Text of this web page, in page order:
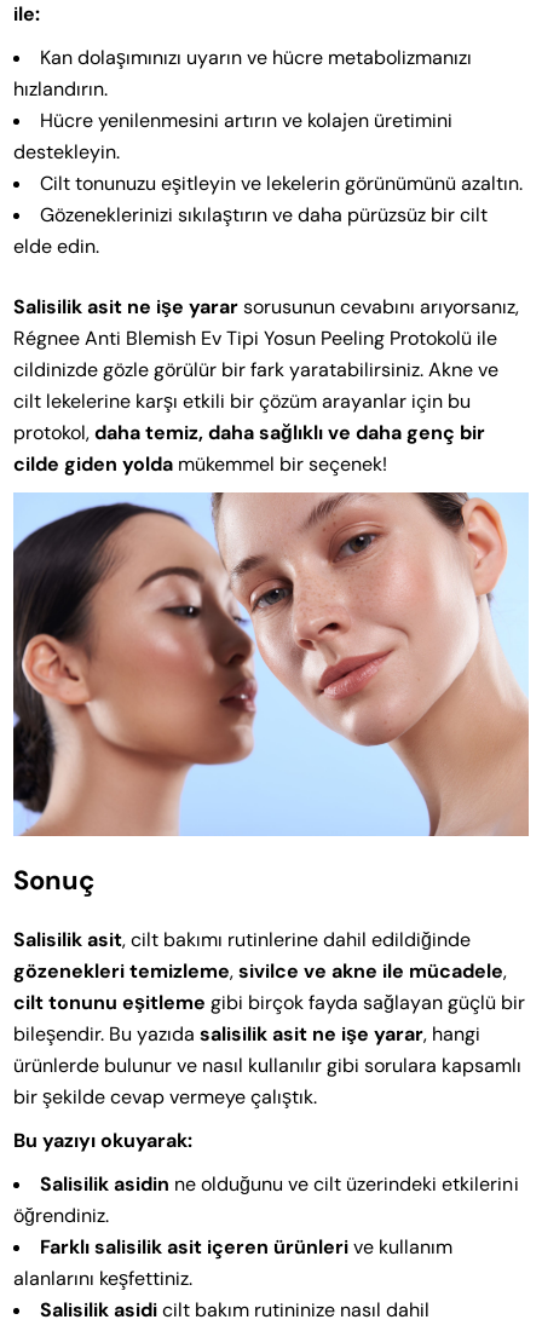
ile:
Kan dolaşımınızı uyarın ve hücre metabolizmanızı
hızlandırın.
Hücre yenilenmesini artırın ve kolajen üretimini
destekleyin.
Cilt tonunuzu eşitleyin ve lekelerin görünümünü azaltın.
Gözeneklerinizi sıkılaştırın ve daha pürüzsüz bir cilt
elde edin.
Salisilik asit ne işe yararsorusunun cevabını arıyorsanız,
Régnee Anti Blemish Ev Tipi Yosun Peeling Protokolü ile
cildinizde gözle görülür bir fark yaratabilirsiniz. Akne ve
cilt lekelerine karşı etkili bir çözüm arayanlar için bu
protokol,daha temiz, daha sağlıklı ve daha genç bir
cilde giden yolda mükemmel bir seçenek!
Sonuç
Salisilik asit, cilt bakımı rutinlerine dahil edildiğinde
gözenekleri temizleme,sivilce ve akne ile mücadele,
cilt tonunu eşitleme gibi birçok fayda sağlayan güçlü bir
bileşendir. Bu yazıdasalisilik asit ne işe yarar, hangi
ürünlerde bulunur ve nasıl kullanılır gibi sorulara kapsamlı
bir şekilde cevap vermeye çalıştık.
Bu yazıyı okuyarak:
Salisilik asidin ne olduğunu ve cilt üzerindeki etkilerini
öğrendiniz.
Farklı salisilik asit içeren ürünlerive kullanım
alanlarını keşfettiniz.
Salisilik asidicilt bakım rutininize nasıl dahil